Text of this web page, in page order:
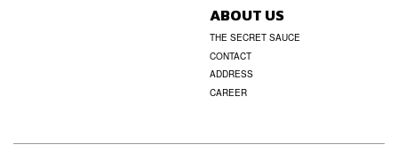
ABOUT US
THE SECRET SAUCE
CONTACT
ADDRESS
CAREER